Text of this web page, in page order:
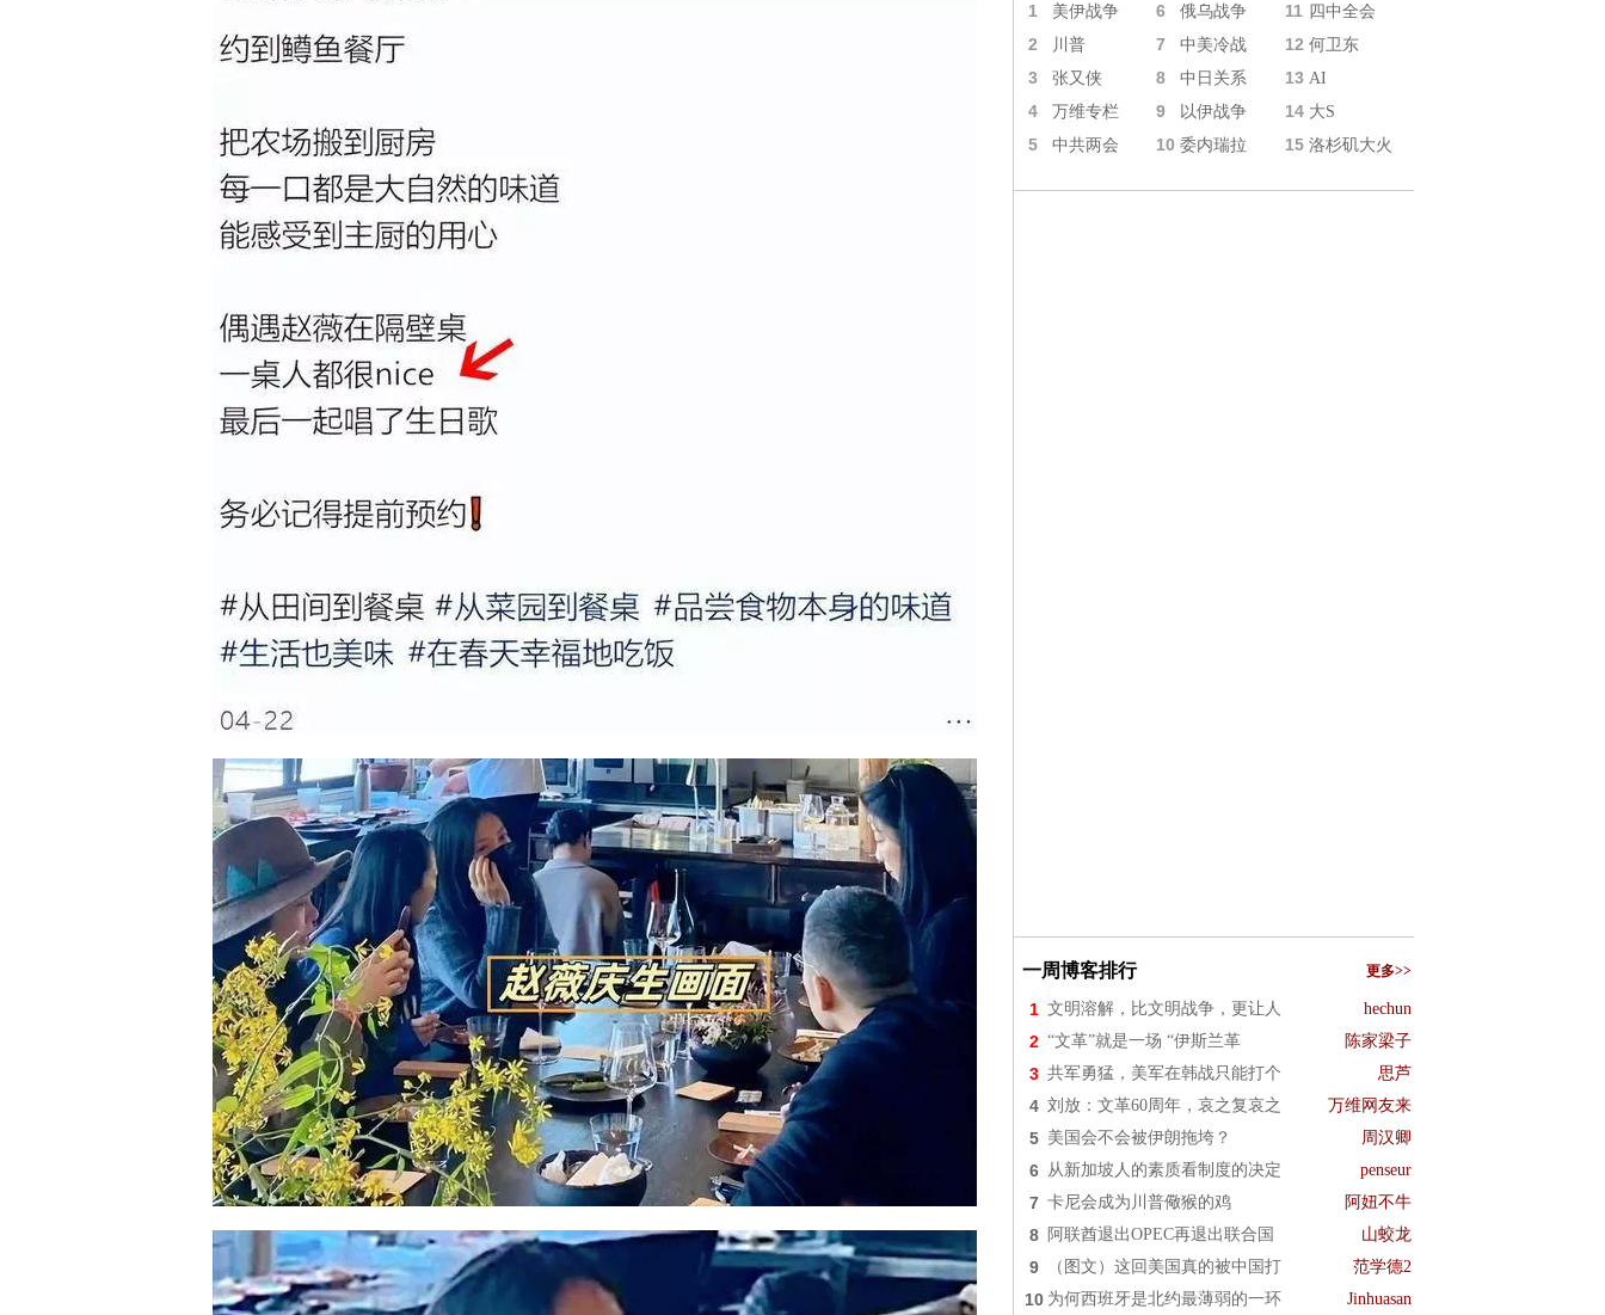
1 美伊战争 6 俄乌战争 11 四中全会
2 川普 7 中美冷战 12 何卫东
3 张又侠 8 中日关系 13 AI
4 万维专栏 9 以伊战争 14 大S
5 中共两会 10 委内瑞拉 15 洛杉矶大火
一周博客排行 更多>>
1 文明溶解，比文明战争，更让人 hechun
2 “文革”就是一场 “伊斯兰革 陈家梁子
3 共军勇猛，美军在韩战只能打个 思芦
4 刘放：文革60周年，哀之复哀之 万维网友来
5 美国会不会被伊朗拖垮？ 周汉卿
6 从新加坡人的素质看制度的决定 penseur
7 卡尼会成为川普儆猴的鸡 阿妞不牛
8 阿联酋退出OPEC再退出联合国 山蛟龙
9 （图文）这回美国真的被中国打 范学德2
10 为何西班牙是北约最薄弱的一环 Jinhuasan